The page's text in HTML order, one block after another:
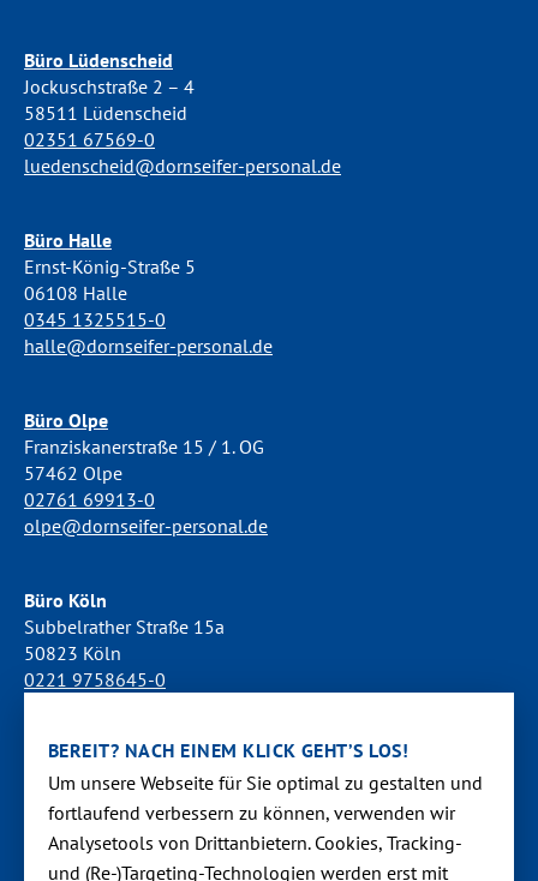
Büro Lüdenscheid
Jockuschstraße 2 – 4
58511 Lüdenscheid
02351 67569-0
luedenscheid@dornseifer-personal.de
Büro Halle
Ernst-König-Straße 5
06108 Halle
0345 1325515-0
halle@dornseifer-personal.de
Büro Olpe
Franziskanerstraße 15 / 1. OG
57462 Olpe
02761 69913-0
olpe@dornseifer-personal.de
Büro Köln
Subbelrather Straße 15a
50823 Köln
0221 9758645-0
Büro Stendal
Westwall 18
39576 Stendal
03931 520944-0
BEREIT? NACH EINEM KLICK GEHT’S LOS!
Um unsere Webseite für Sie optimal zu gestalten und
fortlaufend verbessern zu können, verwen­den wir
Analysetools von Dritt­anbietern. Cookies, Tracking-
und (Re-)Targeting-Techno­logien werden erst mit